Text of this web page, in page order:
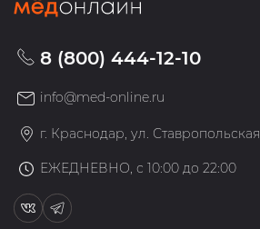
8 (800) 444-12-10
info@med-online.ru
г. Краснодар, ул.
ЕЖЕДНЕВНО, с 10:00 до 22:00